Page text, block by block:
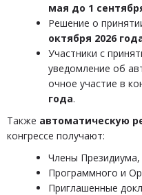
мая до 1
Решение о
октября 2026
Участники с
уведомление об
очное участие в
года.
Также автоматическую
конгрессе получают:
Члены Президиума,
Программного и
Приглашенные